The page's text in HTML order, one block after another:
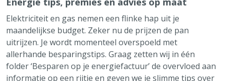
Energie
Verhuizen
Handhaving
Jobs & Ondernemen
Mobiliteit & Openbare werken
Sociale hulp, Welzijn & Gezondheid
Elektriciteit en gas nemen een flinke hap uit je
maandelijkse budget. Zeker nu de prijzen de pan
uitrijzen. Je wordt momenteel overspoeld met
allerhande besparingstips. Graag zetten wij in één
folder ‘Besparen op je energiefactuur’ de overvloed aan
informatie op een rijtje en geven we je slimme tips over